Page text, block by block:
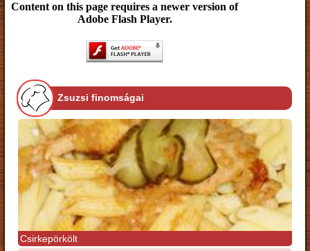
Content on this page requires a newer version of
Adobe Flash Player.
Zsuzsi finomságai
Csirkepörkölt